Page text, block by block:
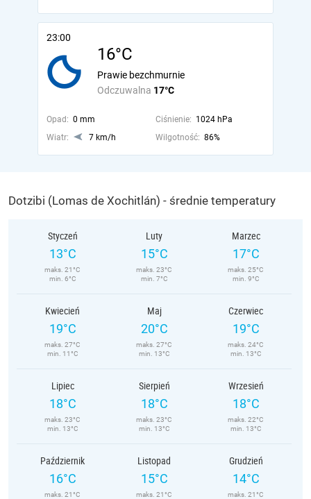
23:00
16°C
Odczuwalna 17°C
Prawie bezchmurnie
Opad: 0 mm Ciśnienie: 1024 hPa
Wiatr:
7 km/h Wilgotność: 86%
Dotzibi (Lomas de Xochitlán) - średnie temperatury
Styczeń
13°C
maks. 21°C
min. 6°C
Luty
15°C
maks. 23°C
min. 7°C
Marzec
17°C
maks. 25°C
min. 9°C
Kwiecień
19°C
maks. 27°C
min. 11°C
Maj
20°C
maks. 27°C
min. 13°C
Czerwiec
19°C
maks. 24°C
min. 13°C
Lipiec
18°C
maks. 23°C
min. 13°C
Sierpień
18°C
maks. 23°C
min. 13°C
Wrzesień
18°C
maks. 22°C
min. 13°C
Październik
16°C
maks. 21°C
Listopad
15°C
maks. 21°C
Grudzień
14°C
maks. 21°C